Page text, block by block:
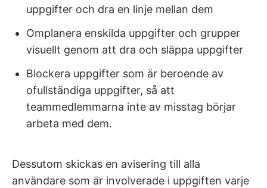
uppgifter och dra en linje mellan dem
Omplanera enskilda uppgifter och grupper
visuellt genom att dra och släppa uppgifter
Blockera uppgifter som är beroende av
ofullständiga uppgifter, så att
teammedlemmarna inte av misstag börjar
arbeta med dem.
Dessutom skickas en avisering till alla
användare som är involverade i uppgiften varje